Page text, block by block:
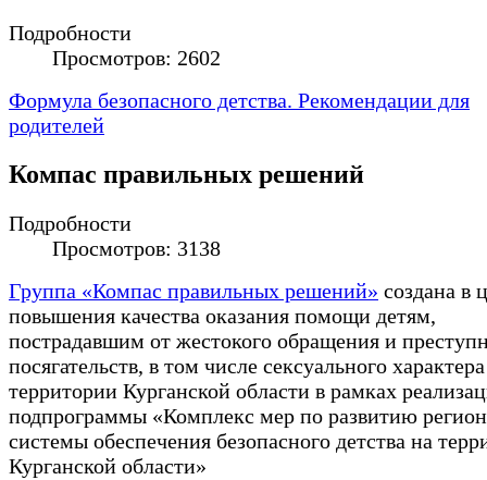
Подробности
Просмотров: 2602
Формула безопасного детства. Рекомендации для
родителей
Компас правильных решений
Подробности
Просмотров: 3138
Группа «Компас правильных решений» создана в
повышения качества оказания помощи детям,
пострадавшим от жестокого обращения и
посягательств, в том числе сексуального
территории Курганской области в рамках
подпрограммы «Комплекс мер по развитию
системы обеспечения безопасного детства на
Курганской области»